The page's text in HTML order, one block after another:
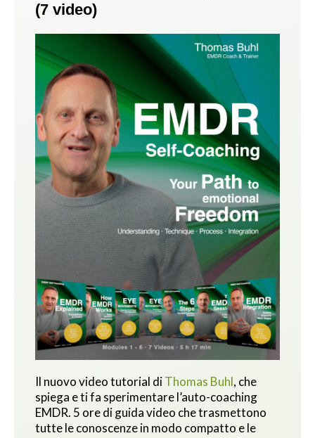
(7 video)
Il nuovo video tutorial diThomas Buhl, che
spiega e ti fa sperimentare l’auto-coaching
EMDR. 5 ore di guida video che trasmettono
tutte le conoscenze in modo compatto e le